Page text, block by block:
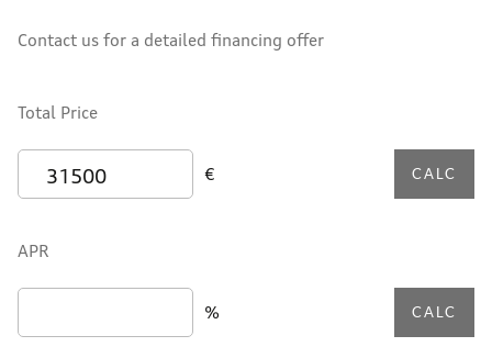
Contact us for a detailed financing offer
Total Price
€ CALC
APR
% CALC